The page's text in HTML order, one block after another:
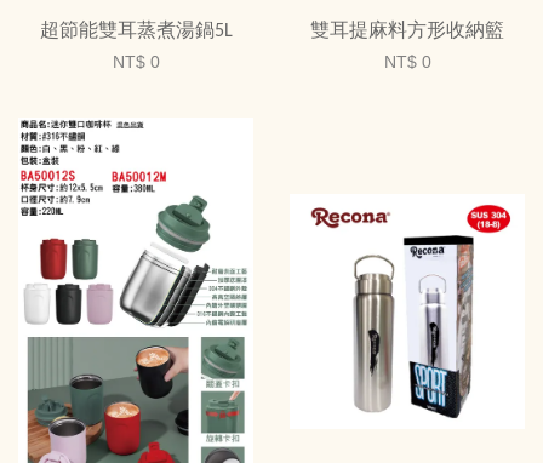
超節能雙耳蒸煮湯鍋5L
NT$ 0
雙耳提麻料方形收納籃
NT$ 0